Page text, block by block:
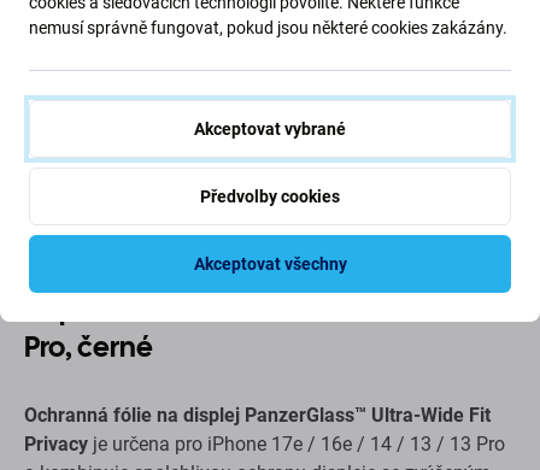
Popis a specifikace Doprava a vrácení
Tvrzené sklo PanzerGlass Ultra-Wide
Pro, černé
Ochranná fólie na displej PanzerGlass™ Ultra-Wide Fit
Privacy je určena pro iPhone 17e / 16e / 14 / 13 / 13 Pro
nemusí správně fungovat, pokud jsou některé cookies zakázány.
Akceptovat vybrané
Předvolby cookies
Akceptovat všechny